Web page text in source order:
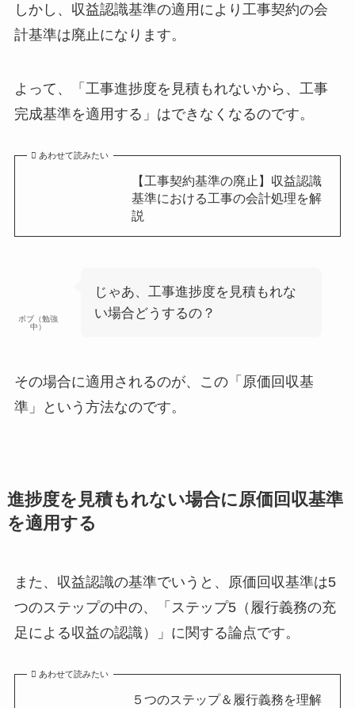
しかし、収益認識基準の適用により 工事契約の会
計基準は廃止になります。
よって、
「工事進捗度を見積もれないから、工事
完成基準を適用する」はできなくなるのです。
あわせて読みたい
【工事契約基準の廃止】収益認識
基準における工事の会計処理を解
説
ボブ（勉強
中）
じゃあ、工事進捗度を見積もれな
い場合どうするの？
その場合に適用されるのが、この「原価回収基
準」
という方法なのです。
進捗度を見積もれない場合に原価回収基準
を適用する
また、収益認識の基準でいうと、原価回収基準は5
つのステップの中の、「 ステップ5（履行義務の充
足による収益の認識）」に関する論点です。
あわせて読みたい
５つのステップ＆履行義務を理解